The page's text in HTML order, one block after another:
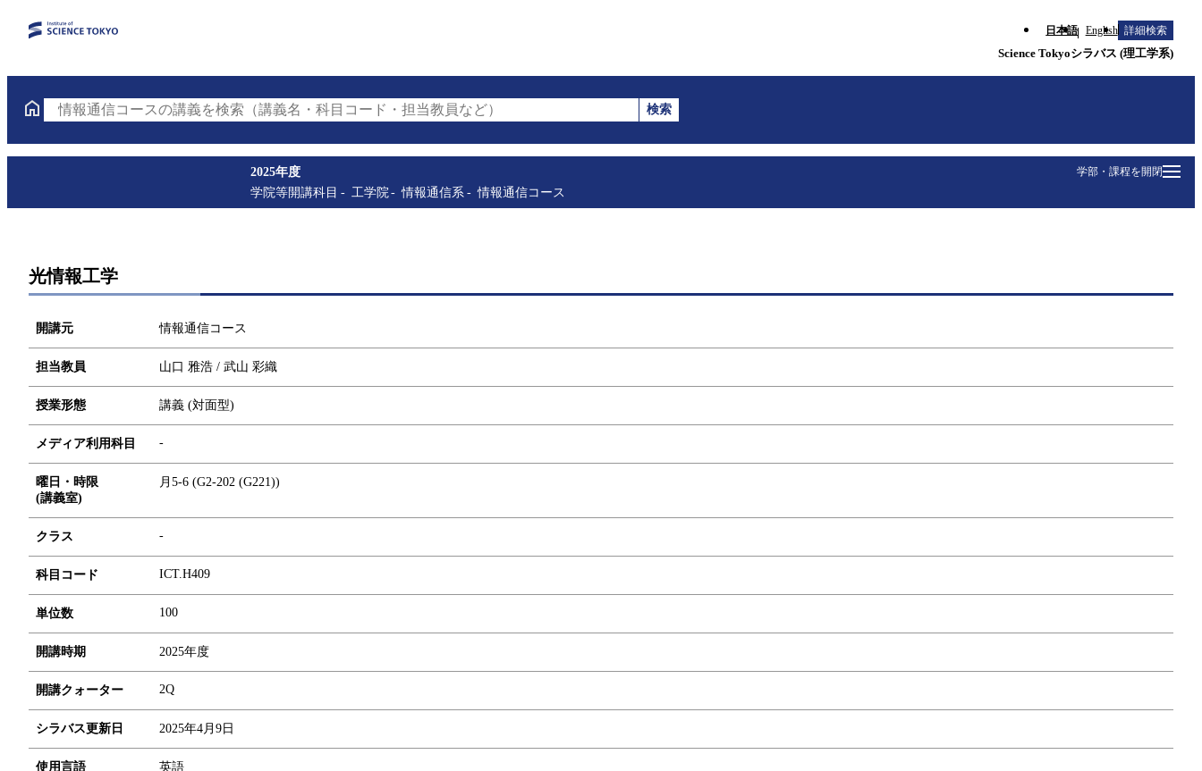
日本語 English 詳細検索
Science Tokyoシラバス (理工学系)
情報通信コースの講義を検索（講義名・科目コード・担当教員など）
検索
学部・課程を開閉
2025年度
学院等開講科目
工学院 情報通信系 情報通信コース
光情報工学
開講元 情報通信コース
担当教員 山口 雅浩 / 武山 彩織
授業形態 講義 (対面型)
メディア利用科目 -
曜日・時限
(講義室)
月5-6 (G2-202 (G221))
クラス -
科目コード ICT.H409
単位数 100
開講時期 2025年度
開講クォーター 2Q
シラバス更新日 2025年4月9日
使用言語 英語